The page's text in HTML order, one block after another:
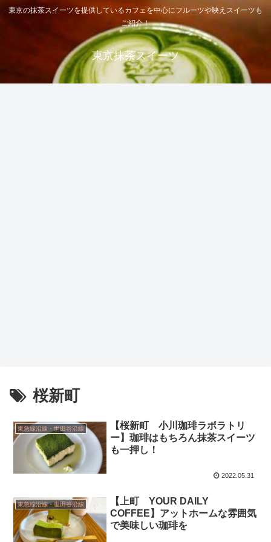
東京の抹茶スイーツを提供しているカフェを中心にフルーツや映えスイーツも
ご紹介！
東京抹茶スイーツ
桜新町
東急線沿線・世田谷沿線
【桜新町 小川珈琲ラボラトリ
ー】珈琲はもちろん抹茶スイーツ
も一押し！
2022.05.31
東急線沿線・世田谷沿線
【上町 YOUR DAILY
COFFEE】アットホームな雰囲気
で美味しい珈琲を